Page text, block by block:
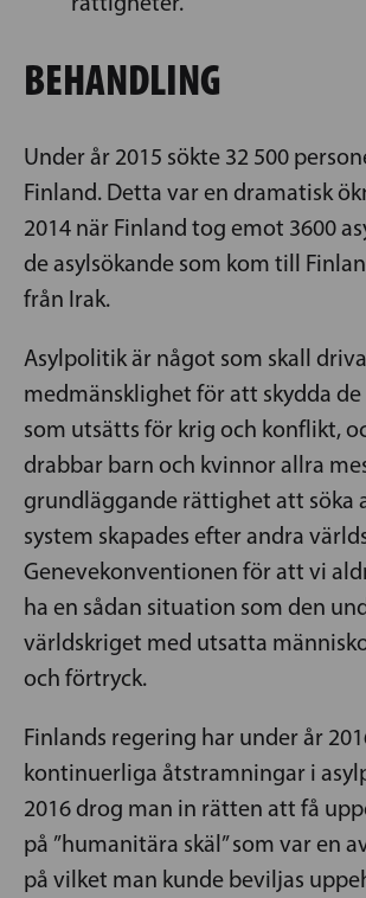
BEHANDLING
Under år 2015 sökte 32 500
Finland. Detta var en dramatisk
2014 när Finland tog emot 3600
de asylsökande som kom till
från Irak.
Asylpolitik är något som skall
medmänsklighet för att skydda
som utsätts för krig och konflikt,
drabbar barn och kvinnor allra
grundläggande rättighet att söka
system skapades efter andra
Genevekonventionen för att vi
ha en sådan situation som den
världskriget med utsatta
och förtryck.
Finlands regering har under år
kontinuerliga åtstramningar i
2016 drog man in rätten att få
på ”humanitära skäl” som var en
på vilket man kunde beviljas